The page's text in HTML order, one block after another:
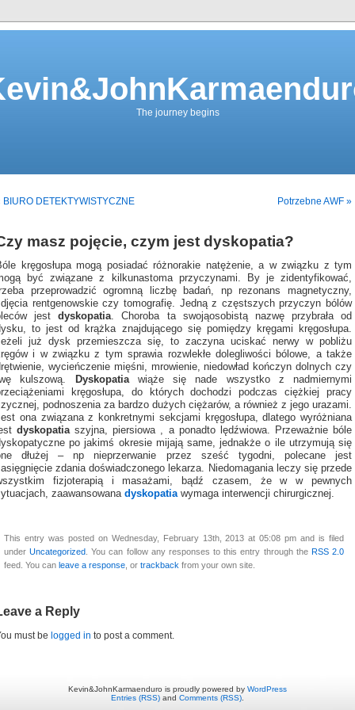
The journey begins
BIURO DETEKTYWISTYCZNE Potrzebne AWF »
masz pojęcie, czym jest dyskopatia?
kręgosłupa mogą posiadać różnorakie natężenie, a w związku z tym
być związane z kilkunastoma przyczynami. By je zidentyfikować,
przeprowadzić ogromną liczbę badań, np rezonans magnetyczny,
rentgenowskie czy tomografię. Jedną z częstszych przyczyn bólów
jestdyskopatia . Choroba ta swojąosobistą nazwę przybrała od
to jest od krążka znajdującego się pomiędzy kręgami kręgosłupa.
już dysk przemieszcza się, to zaczyna uciskać nerwy w pobliżu
i w związku z tym sprawia rozwlekłe dolegliwości bólowe, a także
wycieńczenie mięśni, mrowienie, niedowład kończyn dolnych czy
kulszową.
Dyskopatia wiąże się nade wszystko z nadmiernymi
kręgosłupa, do których dochodzi podczas ciężkiej pracy
podnoszenia za bardzo dużych ciężarów, a również z jego urazami.
ona związana z konkretnymi sekcjami kręgosłupa, dlatego wyróżniana
dyskopatiaszyjna, piersiowa , a ponadto lędźwiowa. Przeważnie bóle
po jakimś okresie mijają same, jednakże o ile utrzymują się
dłużej – np nieprzerwanie przez sześć tygodni, polecane jest
zdania doświadczonego lekarza. Niedomagania leczy się przede
fizjoterapią i masażami, bądź czasem, że w w pewnych
zaawansowana dyskopatia wymaga interwencji chirurgicznej.
This entry was posted on Wednesday, February 13th, 2013 at 05:08 pm and is filed
underUncategorized . You can follow any responses to this entry through the RSS 2.0
feed. You can leave a response , or trackback from your own site.
a Reply
must be logged in to post a comment.
Kevin&JohnKarmaenduro is proudly powered by WordPress
Entries (RSS) and Comments (RSS)